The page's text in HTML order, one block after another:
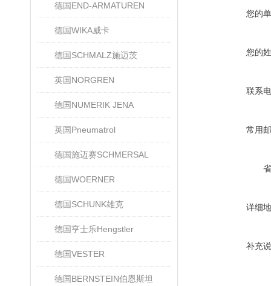
德国END-ARMATUREN
德国WIKA威卡
德国SCHMALZ施迈茨
英国NORGREN
德国NUMERIK JENA
英国Pneumatrol
德国施迈赛SCHMERSAL
德国WOERNER
德国SCHUNK雄克
德国亨士乐Hengstler
德国VESTER
德国BERNSTEIN伯恩斯坦
您的
您的
联系
常用
详细
补充